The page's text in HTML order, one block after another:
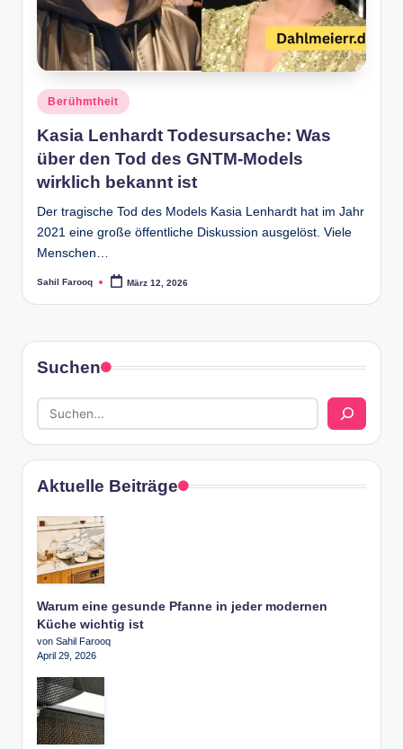
Posted
in
Berühmtheit
Kasia Lenhardt Todesursache: Was
über den Tod des GNTM-Models
wirklich bekannt ist
Der tragische Tod des Models Kasia Lenhardt hat im Jahr
2021 eine große öffentliche Diskussion ausgelöst. Viele
Menschen…
Posted
Sahil Farooq März 12, 2026
Suchen
Aktuelle Beiträge
Warum eine gesunde Pfanne in jeder modernen
Küche wichtig ist
von Sahil Farooq
April 29, 2026